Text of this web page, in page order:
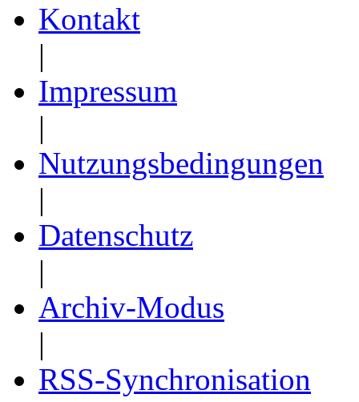
Kontakt
|
Impressum
|
Nutzungsbedingungen
|
Datenschutz
|
Archiv-Modus
|
RSS-Synchronisation